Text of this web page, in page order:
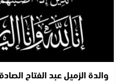
والدة الزميل عبد الفتاح